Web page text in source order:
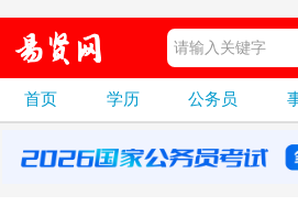
首页 学历 公务员